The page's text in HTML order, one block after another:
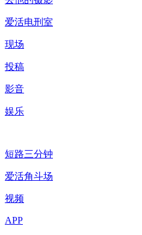
爱活电刑室
现场
投稿
影音
娱乐
短路三分钟
爱活角斗场
视频
APP